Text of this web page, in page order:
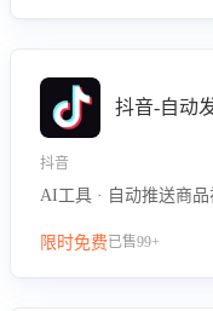
抖音-自动
抖音
AI工具 · 自动推送商品
限时免费已售99+